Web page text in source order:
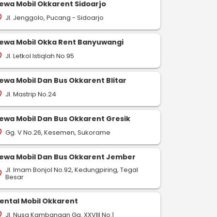
Serang-Semarang
517 km
Pesan Sekarang
pin_drop Serang-Tangerang
map 66,1 km
Pesan Sekarang
Mobil Okkarent Sidoarjo
Jl. Jenggolo, Pucang - Sidoarjo
Mobil Okka Rent Banyuwangi
Jl. Letkol Istiqlah No.95
Mobil Dan Bus Okkarent Blitar
Jl. Mastrip No.24
Mobil Dan Bus Okkarent Gresik
Gg. V No.26, Kesemen, Sukorame
Mobil Dan Bus Okkarent Jember
Jl. Imam Bonjol No.92, Kedungpiring, Tegal
Besar
Mobil Okkarent
Jl. Nusa Kambangan Gg. XXVIII No.1